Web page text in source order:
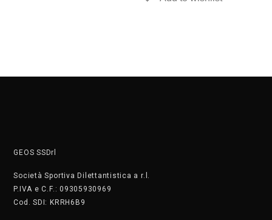
GEOS SSDrl
Società Sportiva Dilettantistica a r.l.
P.IVA e C.F.: 09305930969
Cod. SDI: KRRH6B9